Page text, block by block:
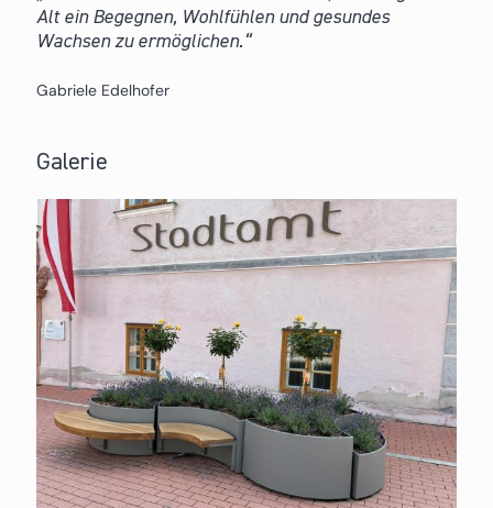
Alt ein Begegnen, Wohlfühlen und gesundes
Wachsen zu ermöglichen.
Gabriele Edelhofer
Galerie